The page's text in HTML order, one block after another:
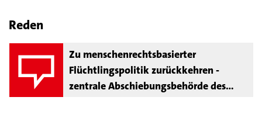
Reden
Zu menschenrechtsbasierter
Flüchtlingspolitik zurückkehren -
zentrale Abschiebungsbehörde des